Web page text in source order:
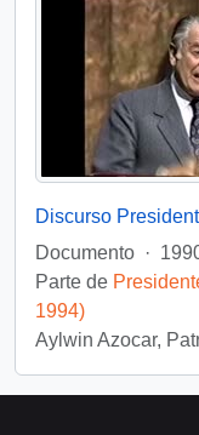
Documento ·
Parte de
1994)
Aylwin Azocar,